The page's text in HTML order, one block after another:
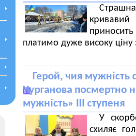
платимо дуже високу ціну
Герой, чия мужність
Чурганова посмертно
мужність» ІІІ ступеня
У
схиляє